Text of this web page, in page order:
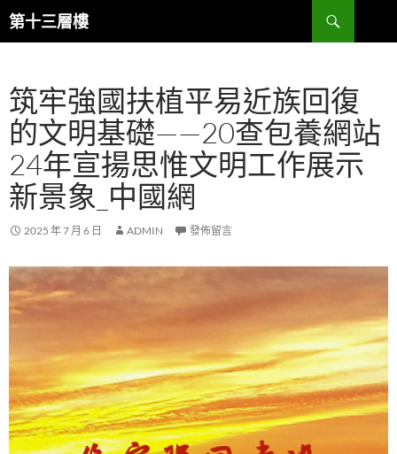
跳
至
內
容
第十三層樓
搜
尋
筑牢強國扶植平易近族回復
的文明基礎——20查包養網站
24年宣揚思惟文明工作展示
新景象_中國網
2025 年 7 月 6 日 ADMIN 發佈留言